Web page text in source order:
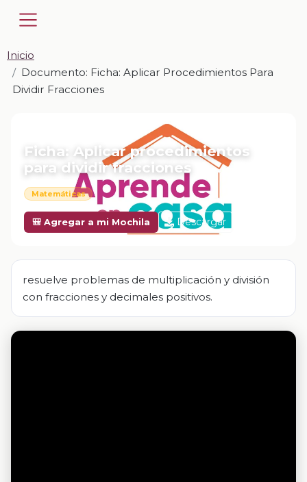
Inicio
Documento: Ficha: Aplicar Procedimientos Para
Dividir Fracciones
Ficha: Aplicar procedimientos
para dividir fracciones
Matemáticas
🎒 Agregar a mi Mochila Descargar
resuelve problemas de multiplicación y división
con fracciones y decimales positivos.